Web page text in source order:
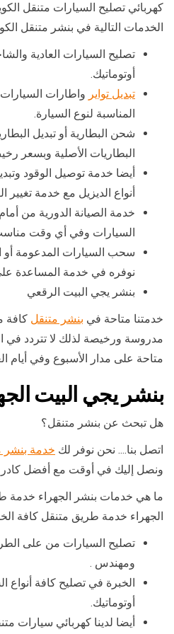
كهربائي تصليح السيارات متنقل
الخدمات التالية في بنشر متنقل
تصليح السيارات العادية
أوتوماتيك.
تبديل تواير واطارات
المناسبة لنوع السيارة.
شحن البطارية أو تبديل
البطاريات الأصلية وبسعر
أيضا خدمة توصيل الوقود
أنواع الديزيل مع خدمة تغيير
خدمة الصيانة الدورية من
السيارات وفي أي وقت
سحب السيارات المدعومة
نوفره في خدمة المساعدة
بنشر يجي البيت الرقعي
خدمتنا متاحة في بنشر متنقل كافة
مدروسة ورخيصة لذلك لا تتردد في
متاحة على مدار الأسبوع وفي أيام
بنشر يجي البيت
هل تبحث عن بنشر متنقل؟
اتصل بنا…. نحن نوفر لك خدمة بنشر
ونصل إليك في أوقت مع أفضل كادر
ما هي خدمات بنشر الجهراء خدمة
الجهراء خدمة طريق متنقل كافة
تصليح السيارات من على
ومهندس .
الخبرة في تصليح كافة أنواع
أوتوماتيك.
أيضا لدينا كهربائي سيارات